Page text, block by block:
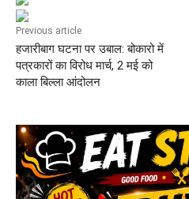
Previous article
हजारीबाग घटना पर उबाल: बोकारो में
पत्रकारों का विरोध मार्च, 2 मई को
काला बिल्ला आंदोलन